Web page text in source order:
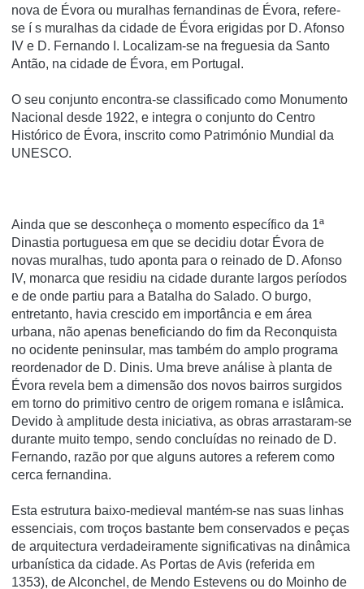
nova de Évora ou muralhas fernandinas de Évora, refere-
se í s muralhas da cidade de Évora erigidas por D. Afonso
IV e D. Fernando I. Localizam-se na freguesia da Santo
Antão, na cidade de Évora, em Portugal.
O seu conjunto encontra-se classificado como Monumento
Nacional desde 1922, e integra o conjunto do Centro
Histórico de Évora, inscrito como Património Mundial da
UNESCO.
Ainda que se desconheça o momento específico da 1ª
Dinastia portuguesa em que se decidiu dotar Évora de
novas muralhas, tudo aponta para o reinado de D. Afonso
IV, monarca que residiu na cidade durante largos períodos
e de onde partiu para a Batalha do Salado. O burgo,
entretanto, havia crescido em importância e em área
urbana, não apenas beneficiando do fim da Reconquista
no ocidente peninsular, mas também do amplo programa
reordenador de D. Dinis. Uma breve análise à planta de
Évora revela bem a dimensão dos novos bairros surgidos
em torno do primitivo centro de origem romana e islâmica.
Devido à amplitude desta iniciativa, as obras arrastaram-se
durante muito tempo, sendo concluídas no reinado de D.
Fernando, razão por que alguns autores a referem como
cerca fernandina.
Esta estrutura baixo-medieval mantém-se nas suas linhas
essenciais, com troços bastante bem conservados e peças
de arquitectura verdadeiramente significativas na dinâmica
urbanística da cidade. As Portas de Avis (referida em
1353), de Alconchel, de Mendo Estevens ou do Moinho de